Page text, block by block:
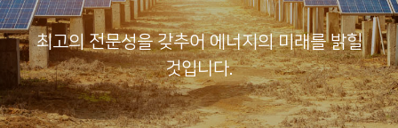
최고의 전문성을 갖추어 에너지의 미래를 밝힐
것입니다.